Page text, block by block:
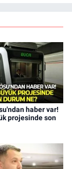
haber var!
projesinde son